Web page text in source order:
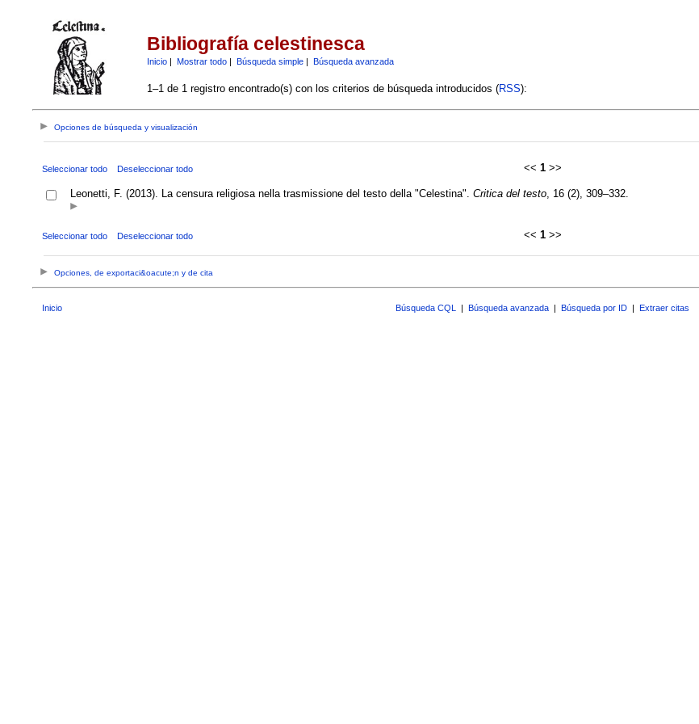
Bibliografía celestinesca
Inicio| Mostrar todo| Búsqueda simple| Búsqueda avanzada
1–1 de 1 registro encontrado(s) con los criterios de búsqueda introducidos (RSS):
Opciones de búsqueda y visualización
Seleccionar todo Deseleccionar todo << 1>>
Leonetti, F. (2013). La censura religiosa nella trasmissione del testo della "Celestina". Critica del testo, 16 (2), 309–332.
Seleccionar todo Deseleccionar todo << 1>>
Opciones, de exportaci&oacute;n y de cita
Inicio Búsqueda CQL | Búsqueda avanzada | Búsqueda por ID | Extraer citas